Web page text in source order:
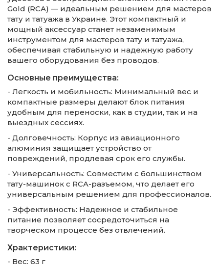
Gold (RCA) — идеальным решением для мастеров
тату и татуажа в Украине. Этот компактный и
мощный аксессуар станет незаменимым
инструментом для мастеров тату и татуажа,
обеспечивая стабильную и надежную работу
вашего оборудования без проводов.
Основные преимущества:
- Легкость и мобильность: Минимальный вес и
компактные размеры делают блок питания
удобным для переноски, как в студии, так и на
выездных сессиях.
- Долговечность: Корпус из авиационного
алюминия защищает устройство от
повреждений, продлевая срок его службы.
- Универсальность: Совместим с большинством
тату-машинок с RCA-разъемом, что делает его
универсальным решением для профессионалов.
- Эффективность: Надежное и стабильное
питание позволяет сосредоточиться на
творческом процессе без отвлечений.
Храктеристики:
- Вес: 63 г